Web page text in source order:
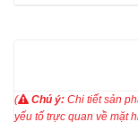
( Chú ý: Chi tiết sản
yếu tố trực quan về mặt